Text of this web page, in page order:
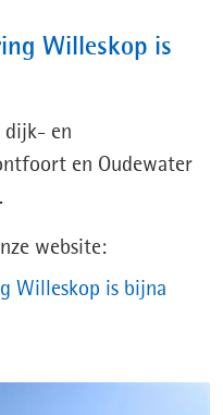
Willeskop is
dijk- en
en Oudewater
website:
Willeskop is bijna